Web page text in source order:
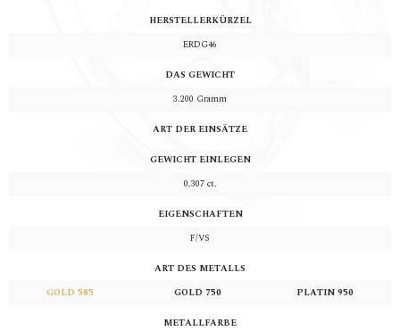
HERSTELLERKÜRZEL
ERDG46
DAS GEWICHT
3.200 Gramm
ART DER EINSÄTZE
GEWICHT EINLEGEN
0.307ct.
EIGENSCHAFTEN
F/VS
ART DES METALLS
GOLD 585
GOLD 750 PLATIN 950
METALLFARBE